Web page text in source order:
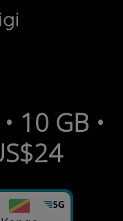
10 GB •